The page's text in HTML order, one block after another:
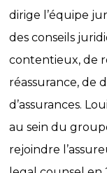
dirige l’équipe
des conseils
contentieux, de
réassurance, de
d’assurances.
au sein du
rejoindre